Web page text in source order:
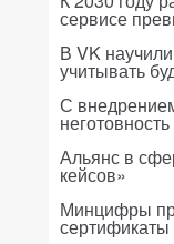
сервисе
В VK
учитывать
С
Альянс в
кейсов»
Минцифры
сертификаты